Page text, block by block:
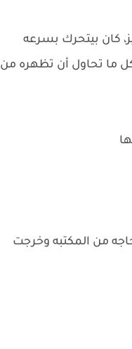
كان بيتحرك بسرعه
ما تحاول أن تظهره من
من المكتبه وخرجت